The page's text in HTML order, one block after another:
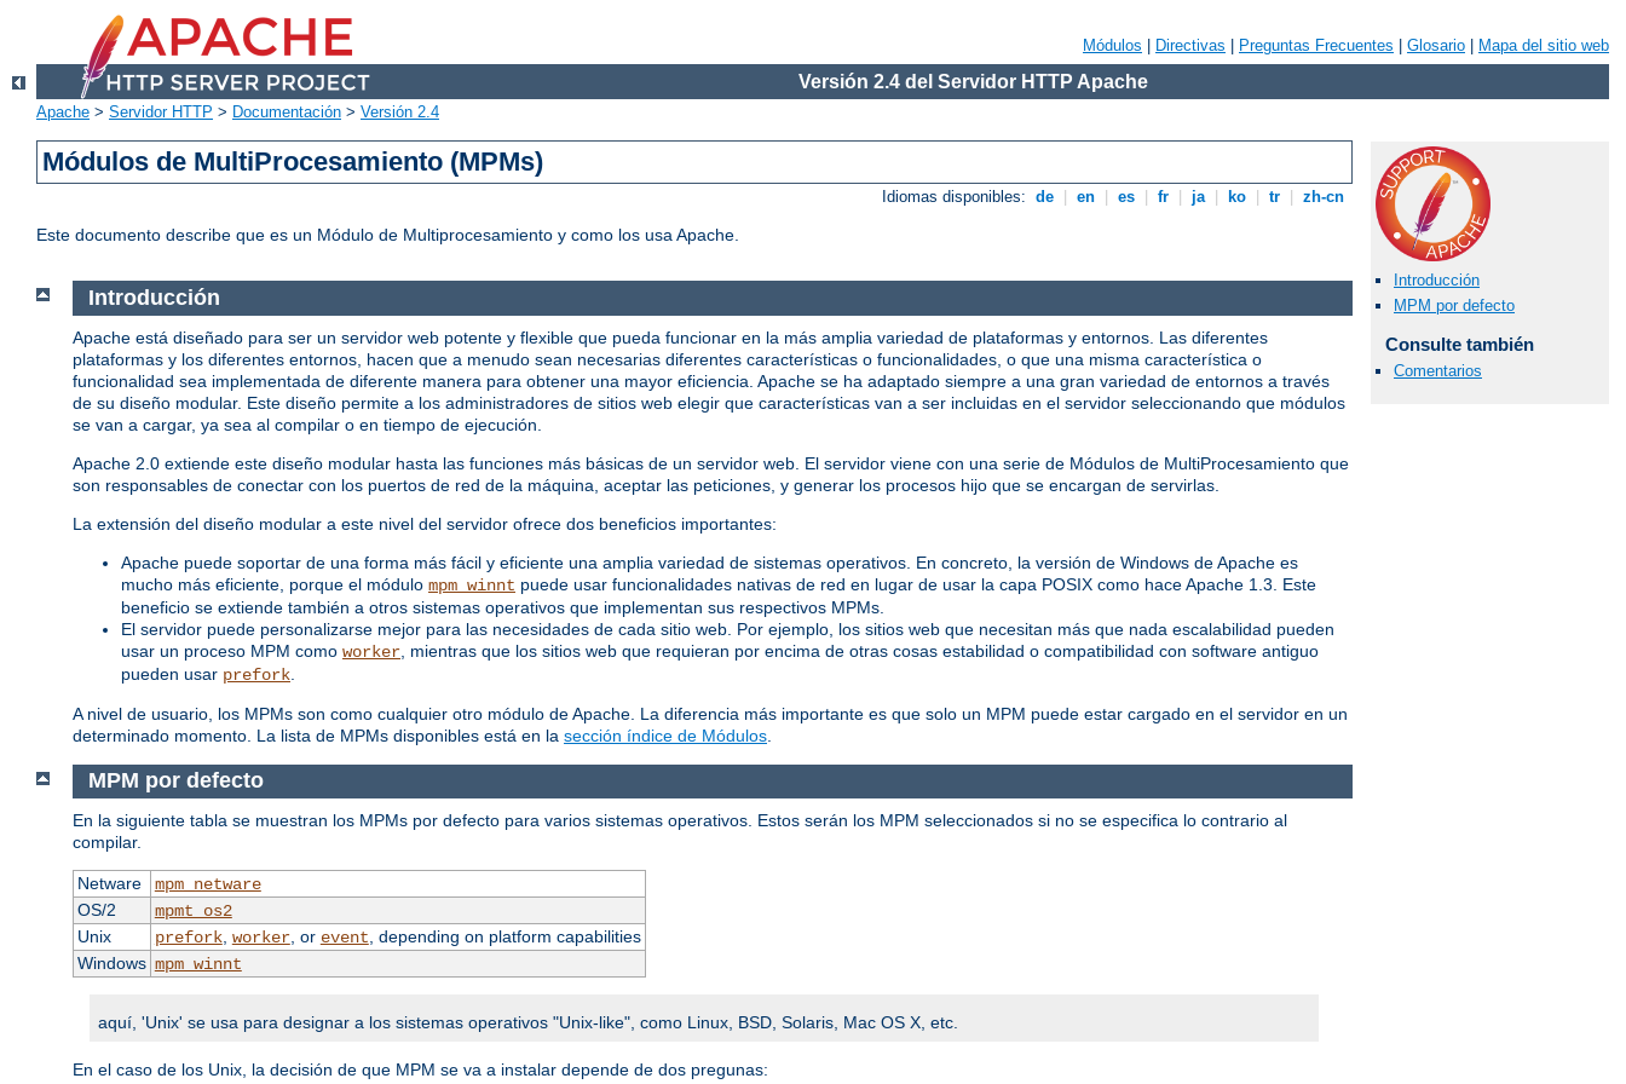
Módulos Directivas Preguntas Frecuentes Glosario Mapa del sitio web
Versión 2.4 del Servidor HTTP Apache
Apache > Servidor HTTP > Documentación > Versión 2.4
Módulos de MultiProcesamiento (MPMs)
Idiomas disponibles: de en es fr ja ko tr zh-cn
Este documento describe que es un Módulo de Multiprocesamiento y como los usa Apache.
Introducción
MPM por defecto
Consulte también
Comentarios
Introducción
Apache está diseñado para ser un servidor web potente y flexible que pueda funcionar en la más amplia variedad de plataformas y entornos. Las diferentes
plataformas y los diferentes entornos, hacen que a menudo sean necesarias diferentes características o funcionalidades, o que una misma característica o
funcionalidad sea implementada de diferente manera para obtener una mayor eficiencia. Apache se ha adaptado siempre a una gran variedad de entornos a través
de su diseño modular. Este diseño permite a los administradores de sitios web elegir que características van a ser incluidas en el servidor seleccionando que módulos
se van a cargar, ya sea al compilar o en tiempo de ejecución.
Apache 2.0 extiende este diseño modular hasta las funciones más básicas de un servidor web. El servidor viene con una serie de Módulos de MultiProcesamiento que
son responsables de conectar con los puertos de red de la máquina, aceptar las peticiones, y generar los procesos hijo que se encargan de servirlas.
La extensión del diseño modular a este nivel del servidor ofrece dos beneficios importantes:
Apache puede soportar de una forma más fácil y eficiente una amplia variedad de sistemas operativos. En concreto, la versión de Windows de Apache es
mucho más eficiente, porque el módulo mpm_winnt puede usar funcionalidades nativas de red en lugar de usar la capa POSIX como hace Apache 1.3. Este
beneficio se extiende también a otros sistemas operativos que implementan sus respectivos MPMs.
El servidor puede personalizarse mejor para las necesidades de cada sitio web. Por ejemplo, los sitios web que necesitan más que nada escalabilidad pueden
usar un proceso MPM como worker , mientras que los sitios web que requieran por encima de otras cosas estabilidad o compatibilidad con software antiguo
pueden usar prefork
A nivel de usuario, los MPMs son como cualquier otro módulo de Apache. La diferencia más importante es que solo un MPM puede estar cargado en el servidor en un
determinado momento. La lista de MPMs disponibles está en la sección índice de Módulos
MPM por defecto
En la siguiente tabla se muestran los MPMs por defecto para varios sistemas operativos. Estos serán los MPM seleccionados si no se especifica lo contrario al
compilar.
Netware
mpm_netware
OS/2
mpmt_os2
Unix
prefork, worker, or event , depending on platform capabilities
Windows mpm_winnt
aquí, 'Unix' se usa para designar a los sistemas operativos "Unix-like", como Linux, BSD, Solaris, Mac OS X, etc.
En el caso de los Unix, la decisión de que MPM se va a instalar depende de dos pregunas: